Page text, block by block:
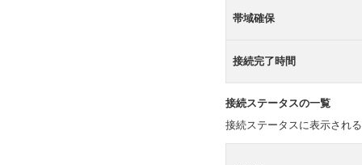
帯域確保
接続完了時間
接続ステータスの一覧
接続ステータスに表示され